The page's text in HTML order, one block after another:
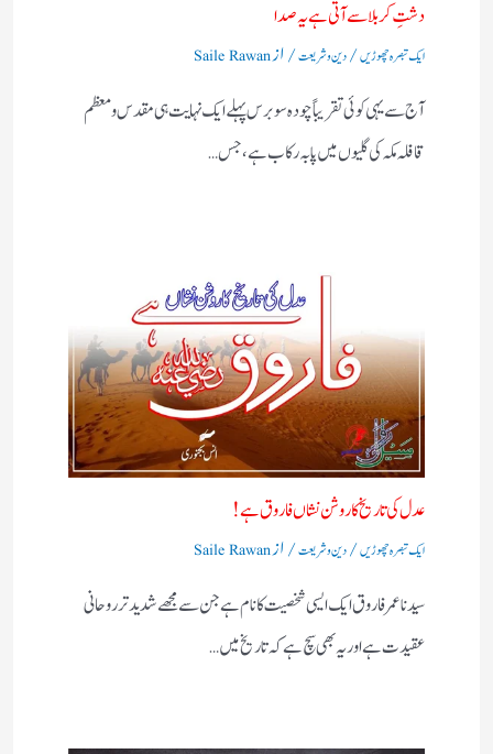
دشتِ کربلا سے آتی ہے یہ صدا
ایک تبصرہ چھوڑیں/دین و شریعت/ ازSaile Rawan
آج سے یہی کوئی تقریباً چودہ سو برس پہلے ایک نہایت ہی مقدس و معظم
قافلہ مکہ کی گلیوں میں پا بہ رکاب ہے، جس…
عدل کی تاریخ کا روشن نشاں فاروق ہے!
ایک تبصرہ چھوڑیں/دین و شریعت/ ازSaile Rawan
سیدنا عمر فاروق ایک ایسی شخصیت کا نام ہے جن سے مجھے شدید تر روحانی
عقیدت ہے اور یہ بھی سچ ہے کہ تاریخ میں…